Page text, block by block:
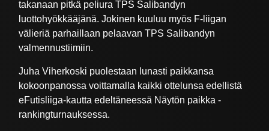
takanaan pitkä peliura TPS Salibandyn
luottohyökkääjänä. Jokinen kuuluu myös F-liigan
välieriä parhaillaan pelaavan TPS Salibandyn
valmennustiimiin.
Juha Viherkoski puolestaan lunasti paikkansa
kokoonpanossa voittamalla kaikki ottelunsa edellistä
eFutisliiga-kautta edeltäneessä Näytön paikka -
rankingturnauksessa.